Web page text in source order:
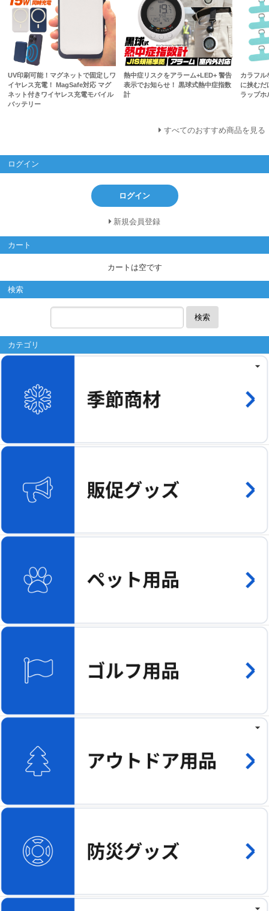
UV印刷可能！マグネットで固定しワ
イヤレス充電！ MagSafe対応 マグ
ネット付きワイヤレス充電モバイル
バッテリー
熱中症リスクをアラーム+LED+ 警告
表示でお知らせ！ 黒球式熱中症指数
計
カラフル
に挟む
ラップホ
すべてのおすすめ商品を見る
ログイン
ログイン
新規会員登録
カート
カートは空です
検索
検索
カテゴリ